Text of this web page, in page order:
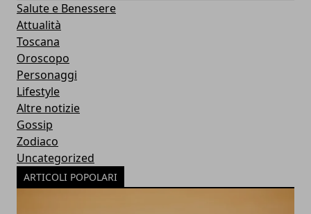
Salute e Benessere
Attualità
Toscana
Oroscopo
Personaggi
Lifestyle
Altre notizie
Gossip
Zodiaco
Uncategorized
ARTICOLI POPOLARI